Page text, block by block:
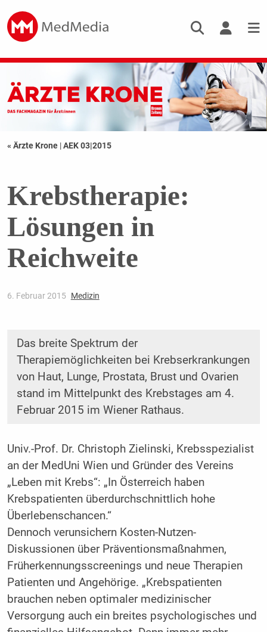
« Ärzte Krone |AEK 03|2015
Krebstherapie:
Lösungen in
Reichweite
6. Februar 2015 Medizin
Das breite Spektrum der
Therapiemöglichkeiten bei Krebserkrankungen
von Haut, Lunge, Prostata, Brust und Ovarien
stand im Mittelpunkt des Krebstages am 4.
Februar 2015 im Wiener Rathaus.
Univ.-Prof. Dr. Christoph Zielinski, Krebsspezialist
an der MedUni Wien und Gründer des Vereins
„Leben mit Krebs“: „In Österreich haben
Krebspatienten überdurchschnittlich hohe
Überlebenschancen.“
Dennoch verunsichern Kosten-Nutzen-
Diskussionen über Präventionsmaßnahmen,
Früherkennungsscreenings und neue Therapien
Patienten und Angehörige. „Krebspatienten
brauchen neben optimaler medizinischer
Versorgung auch ein breites psychologisches und